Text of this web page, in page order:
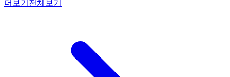
더보기 전체보기